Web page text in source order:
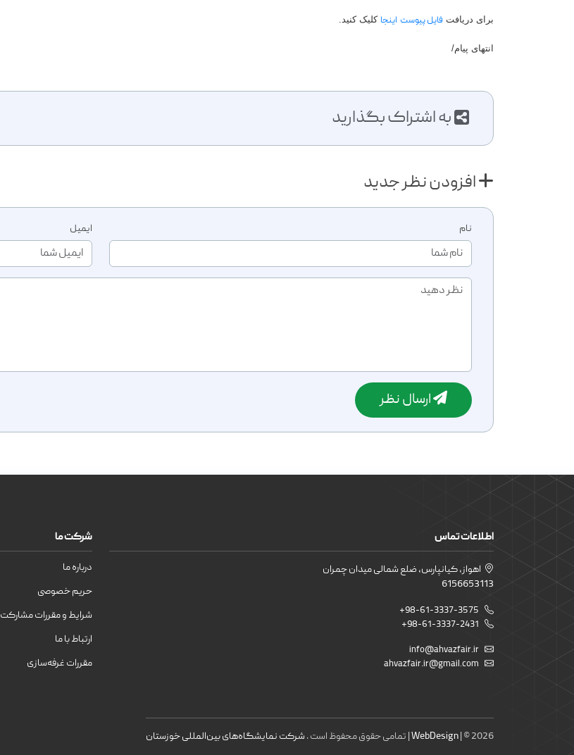
برای دریافت فایل پیوست اینجا کلیک کنید.
انتهای پیام/
به اشتراک بگذارید
افزودن نظر جدید
نام ایمیل
ارسال نظر
اطلاعات تماس
اهواز، کیانپارس، ضلع شمالی میدان چمران
6156653113
+98-61-3337-3575
+98-61-3337-2431
info@ahvazfair.ir
ahvazfair.ir@gmail.com
شرکت ما
درباره ما
حریم خصوصی
شرایط و مقررات مشارکت
ارتباط با ما
مقررات غرفه‌سازی
WebDesign | © 2026 | تمامی حقوق محفوظ است . شرکت نمایشگاه‌های بین‌المللی خوزستان